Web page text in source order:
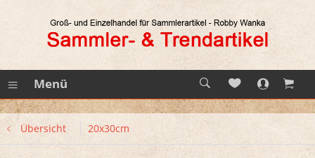
Menü
Übersicht 20x30cm